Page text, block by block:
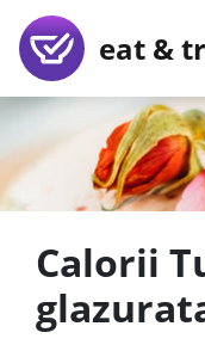
eat &
Calorii